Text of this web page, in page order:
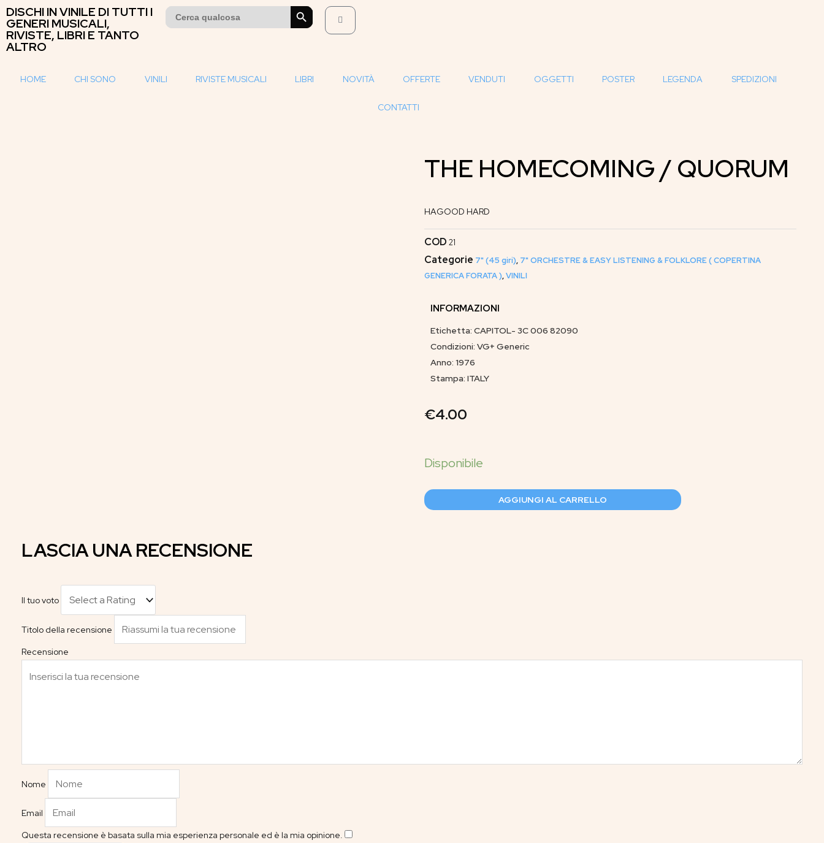
DISCHI IN VINILE DI TUTTI I
GENERI MUSICALI,
RIVISTE, LIBRI E TANTO
ALTRO
Search
for:
SEARCH BUTTON
HOME CHI SONO VINILI RIVISTE MUSICALI LIBRI NOVITÀ OFFERTE VENDUTI OGGETTI POSTER LEGENDA SPEDIZIONI
CONTATTI
THE HOMECOMING / QUORUM
HAGOOD HARD
COD 21
Categorie 7" (45 giri), 7" ORCHESTRE & EASY LISTENING & FOLKLORE ( COPERTINA
GENERICA FORATA ),VINILI
INFORMAZIONI
Etichetta: CAPITOL- 3C 006 82090
Condizioni: VG+ Generic
Anno: 1976
Stampa: ITALY
€4.00
AGGIUNGI AL CARRELLO
LASCIA UNA RECENSIONE
Il tuo voto
Titolo della recensione
Recensione
Nome
Email
Questa recensione è basata sulla mia esperienza personale ed è la mia opinione.